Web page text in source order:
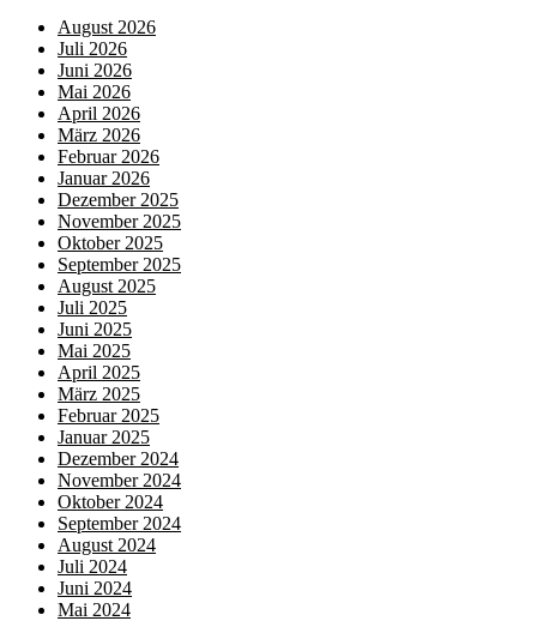
August 2026
Juli 2026
Juni 2026
Mai 2026
April 2026
März 2026
Februar 2026
Januar 2026
Dezember 2025
November 2025
Oktober 2025
September 2025
August 2025
Juli 2025
Juni 2025
Mai 2025
April 2025
März 2025
Februar 2025
Januar 2025
Dezember 2024
November 2024
Oktober 2024
September 2024
August 2024
Juli 2024
Juni 2024
Mai 2024